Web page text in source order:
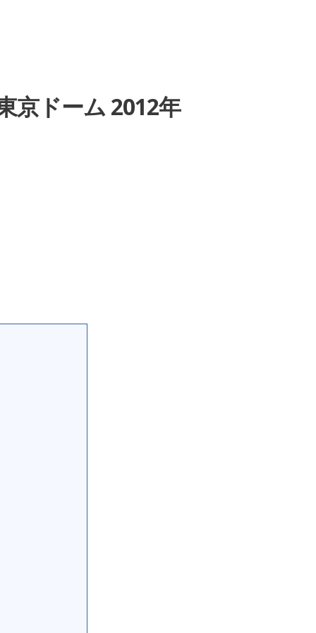
京ドーム 2012年